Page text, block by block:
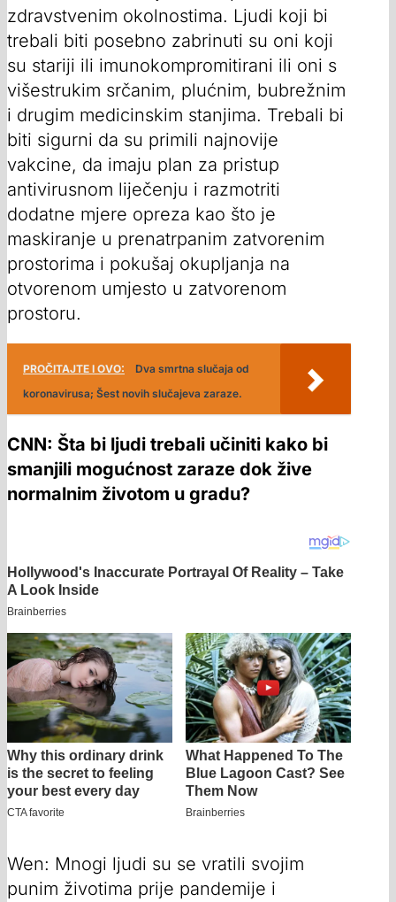
zdravstvenim okolnostima. Ljudi koji bi
trebali biti posebno zabrinuti su oni koji
su stariji ili imunokompromitirani ili oni s
višestrukim srčanim, plućnim, bubrežnim
i drugim medicinskim stanjima. Trebali bi
biti sigurni da su primili najnovije
vakcine, da imaju plan za pristup
antivirusnom liječenju i razmotriti
dodatne mjere opreza kao što je
maskiranje u prenatrpanim zatvorenim
prostorima i pokušaj okupljanja na
otvorenom umjesto u zatvorenom
prostoru.
PROČITAJTE I OVO:
Dva smrtna slučaja od
koronavirusa; Šest novih slučajeva zaraze.
CNN: Šta bi ljudi trebali učiniti kako bi
smanjili mogućnost zaraze dok žive
normalnim životom u gradu?
Wen: Mnogi ljudi su se vratili svojim
punim životima prije pandemije i